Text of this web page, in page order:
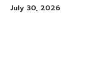
July 30, 2026